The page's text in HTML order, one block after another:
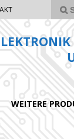
WEITERE